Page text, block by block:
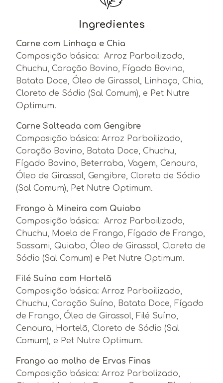
Ingredientes
Carne com Linhaça e Chia
Composição básica: Arroz Parboilizado,
Chuchu, Coração Bovino, Fígado Bovino,
Batata Doce, Óleo de Girassol, Linhaça, Chia,
Cloreto de Sódio (Sal Comum), e Pet Nutre
Optimum.
Carne Salteada com Gengibre
Composição básica: Arroz Parboilizado,
Coração Bovino, Batata Doce, Chuchu,
Fígado Bovino, Beterraba, Vagem, Cenoura,
Óleo de Girassol, Gengibre, Cloreto de Sódio
(Sal Comum), Pet Nutre Optimum.
Frango à Mineira com Quiabo
Composição básica: Arroz Parboilizado,
Chuchu, Moela de Frango, Fígado de Frango,
Sassami, Quiabo, Óleo de Girassol, Cloreto de
Sódio (Sal Comum) e Pet Nutre Optimum.
Filé Suíno com Hortelã
Composição básica: Arroz Parboilizado,
Chuchu, Coração Suíno, Batata Doce, Fígado
de Frango, Óleo de Girassol, Filé Suíno,
Cenoura, Hortelã, Cloreto de Sódio (Sal
Comum), e Pet Nutre Optimum.
Frango ao molho de Ervas Finas
Composição básica: Arroz Parbolizado,